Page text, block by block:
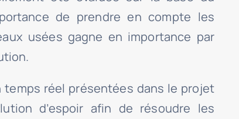
de prendre en compte les
usées gagne en importance par
réel présentées dans le projet
d’espoir afin de résoudre les